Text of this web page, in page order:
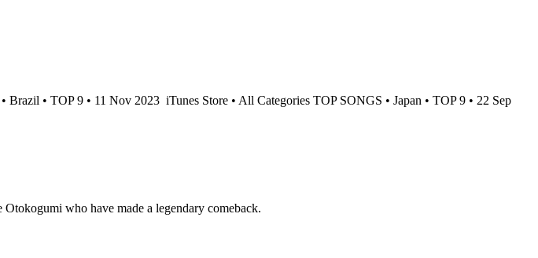
Brazil • TOP 9 • 11 Nov 2023 iTunes Store • All Categories TOP SONGS • Japan • TOP 9 • 22 Sep
who have made a legendary comeback.